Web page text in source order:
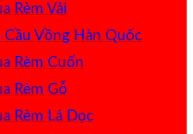
Rèm Vải
Cầu Vồng Hàn Quốc
Rèm Cuốn
Rèm Gỗ
Rèm Lá Dọc